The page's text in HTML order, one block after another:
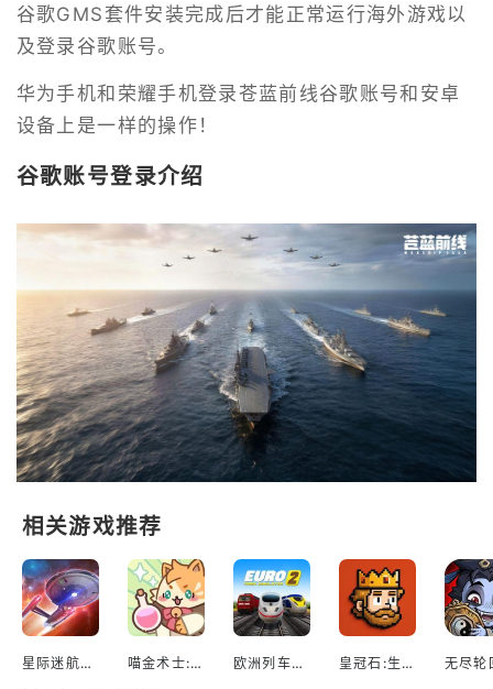
谷歌GMS套件安装完成后才能正常运行海外游戏以
及登录谷歌账号。
华为手机和荣耀手机登录苍蓝前线谷歌账号和安卓
设备上是一样的操作！
谷歌账号登录介绍
相关游戏推荐
星际迷航：舰队指挥官 喵金术士:猫咪合并大亨 欧洲列车模拟2 皇冠石:生存